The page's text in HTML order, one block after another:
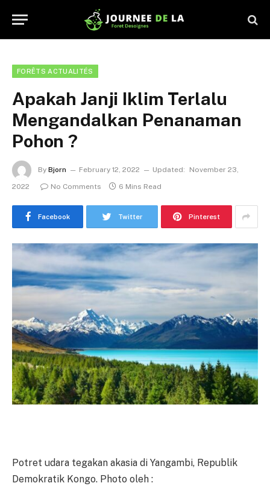
FORÊTS ACTUALITÉS
Apakah Janji Iklim Terlalu
Mengandalkan Penanaman
Pohon ?
By Bjorn February 12, 2022 Updated:
November 23,
2022
No Comments 6 Mins Read
Facebook Twitter Pinterest
Potret udara tegakan akasia di Yangambi, Republik
Demokratik Kongo. Photo oleh :